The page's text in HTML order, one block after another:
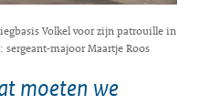
Volkel voor zijn patrouille in
majoor Maartje Roos
moeten we